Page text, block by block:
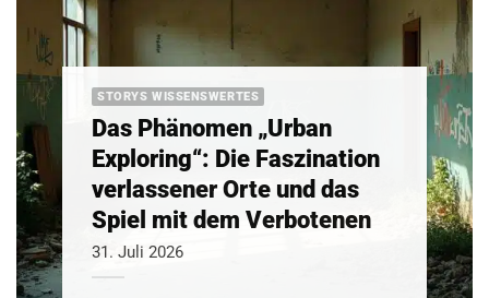
STORYS WISSENSWERTES
Das Phänomen „Urban
Exploring“: Die Faszination
verlassener Orte und das
Spiel mit dem Verbotenen
31. Juli 2026